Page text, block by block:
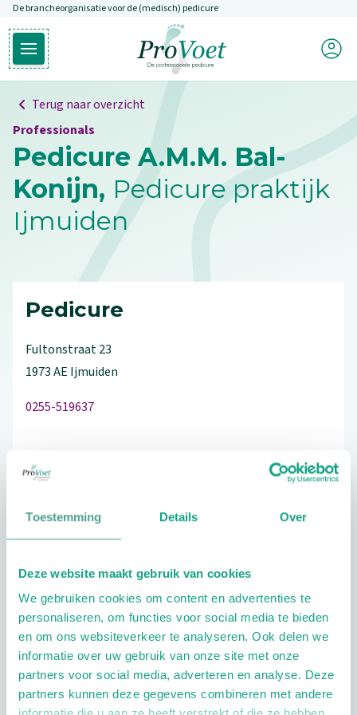
Toestemming Details Over
Deze website maakt gebruik van cookies
We gebruiken cookies om content en advertenties te
personaliseren, om functies voor social media te bieden
en om ons websiteverkeer te analyseren. Ook delen we
informatie over uw gebruik van onze site met onze
partners voor social media, adverteren en analyse. Deze
partners kunnen deze gegevens combineren met andere
Overslaan en naar de inhoud gaan
De brancheorganisatie voor de (medisch) pedicure
Open hoofdmenu
Ga naar de homepagina
Mijn
Terug naar overzicht
Professionals
Pedicure A.M.M. Bal-
Konijn, Pedicure praktijk
Ijmuiden
Pedicure
Fultonstraat23
1973 AE Ijmuiden
0255-519637
Diabetes Reuma
Extra opties